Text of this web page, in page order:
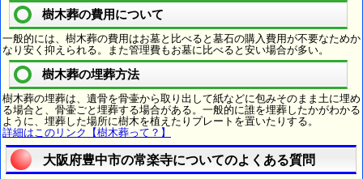
樹木葬の費用について
一般的には、樹木葬の費用はお墓と比べると墓石の購入費用が不要なためか
なり安く抑えられる。また管理費もお墓に比べると安い場合が多い。
樹木葬の埋葬方法
樹木葬の埋葬は、遺骨を骨壷から取り出して紙などに包みそのまま土に埋め
る場合と、骨壷ごと埋葬する場合がある。一般的に誰を埋葬したかがわかる
ように、埋葬した場所に樹木を植えたりプレートを置いたりする。
詳細はこのリンク【樹木葬って？】
大阪府豊中市の常楽寺についてのよくある質問